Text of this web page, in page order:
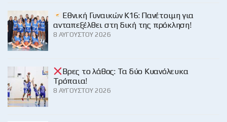
Εθνική Γυναικών Κ16: Πανέτοιμη για
ανταπεξέλθει στη δική της πρόκληση!
8 ΑΥΓΟΎΣΤΟΥ 2026
Βρες το λάθος: Τα δύο Κυανόλευκα
Τρόπαια!
8 ΑΥΓΟΎΣΤΟΥ 2026